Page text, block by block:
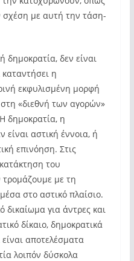
σχέση με αυτή την τάση-
δημοκρατία, δεν είναι
η
εκφυλισμένη μορφή
«διεθνή των αγορών»
δημοκρατία, η
είναι αστική έννοια, ή
επινόηση. Στις
του
τρομάζουμε με τη
στο αστικό πλαίσιο.
δικαίωμα για άντρες και
δίκαιο, δημοκρατικά
αποτελέσματα
λοιπόν δύσκολα